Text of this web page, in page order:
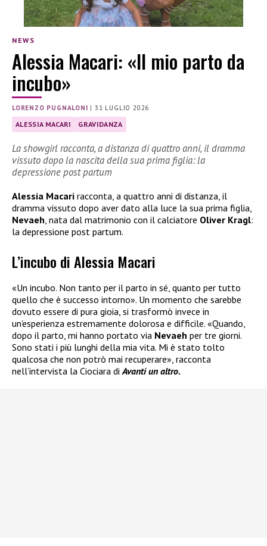
NEWS
Alessia Macari: «Il mio parto da
incubo»
LORENZO PUGNALONI |31 LUGLIO 2026
ALESSIA MACARI GRAVIDANZA
La showgirl racconta, a distanza di quattro anni, il dramma
vissuto dopo la nascita della sua prima figlia: la
depressione post partum
Alessia Macari racconta, a quattro anni di distanza, il
dramma vissuto dopo aver dato alla luce la sua prima figlia,
Nevaeh , nata dal matrimonio con il calciatore Oliver Kragl:
la depressione post partum.
L’incubo di Alessia Macari
«Un incubo. Non tanto per il parto in sé, quanto per tutto
quello che è successo intorno». Un momento che sarebbe
dovuto essere di pura gioia, si trasformò invece in
un’esperienza estremamente dolorosa e difficile. «Quando,
dopo il parto, mi hanno portato via Nevaeh per tre giorni.
Sono stati i più lunghi della mia vita. Mi è stato tolto
qualcosa che non potrò mai recuperare», racconta
nell’intervista la Ciociara diAvanti un altro.